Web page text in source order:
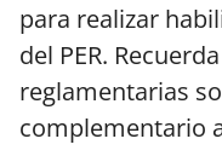
para realizar
del PER.
reglamentarias
complementario